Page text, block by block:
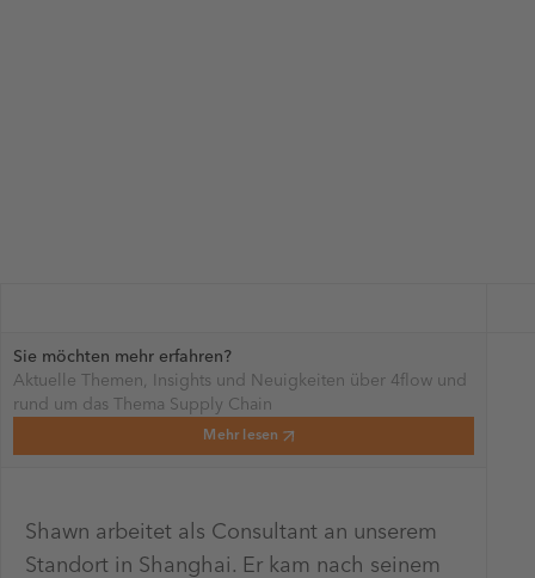
Shawn arbeitet als Consultant an unserem
Standort in Shanghai. Er kam nach seinem
Sie möchten mehr erfahren?
Aktuelle Themen, Insights und Neuigkeiten über 4flow und
rund um das Thema Supply Chain
Mehr lesen